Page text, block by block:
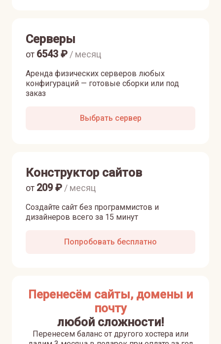
Серверы
Аренда физических серверов любых
конфигураций — готовые сборки или под
заказ
от 6543 ₽ / месяц
Выбрать сервер
Конструктор сайтов
Создайте сайт без программистов и
дизайнеров всего за 15 минут
от 209₽ / месяц
Попробовать бесплатно
Перенесём сайты, домены и
почту
любой сложности!
Перенесем баланс от другого хостера или